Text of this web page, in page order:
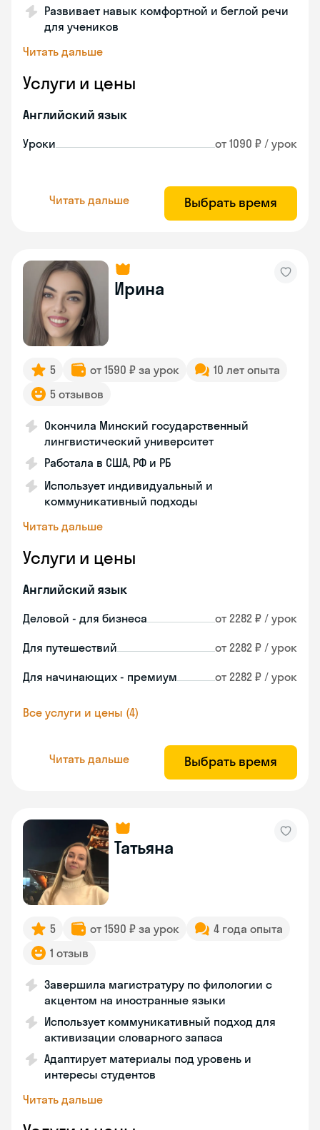
Развивает навык комфортной и беглой речи
для учеников
Читать дальше
Услуги и цены
Английский язык
Уроки от 1090 ₽ / урок
Читать дальше Выбрать время
Ирина
5 от 1590 ₽ за урок
10 лет опыта
5 отзывов
Окончила Минский государственный
лингвистический университет
Работала в США, РФ и РБ
Использует индивидуальный и
коммуникативный подходы
Читать дальше
Услуги и цены
Английский язык
Деловой - для бизнеса от 2282 ₽ / урок
Для путешествий от 2282 ₽ / урок
Для начинающих - премиум от 2282 ₽ / урок
Все услуги и цены (4)
Читать дальше Выбрать время
Татьяна
5 от 1590 ₽ за урок
4 года опыта
1 отзыв
Завершила магистратуру по филологии с
акцентом на иностранные языки
Использует коммуникативный подход для
активизации словарного запаса
Адаптирует материалы под уровень и
интересы студентов
Читать дальше